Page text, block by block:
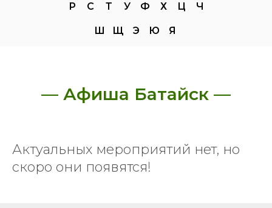
Р С Т У Ф Х Ц Ч
Щ
Ш Э Ю Я
— Афиша Батайск —
Актуальных мероприятий нет, но
скоро они появятся!